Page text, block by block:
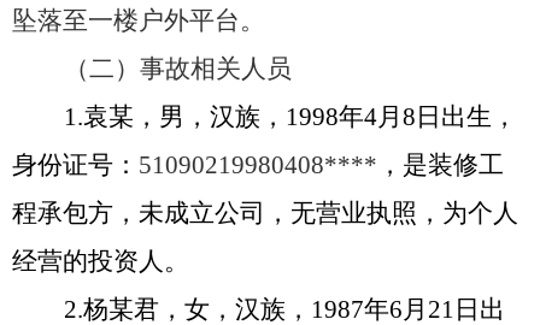
坠落至一楼户外平台。
（二）事故相关人员
1.袁某 ，男，汉族， 1998年4月 8日出生，
身份证号： 51090219980408**** ，是装修工
程承包方，未成立公司，无营业执照，为个人
经营的投资人。
2.杨某君，女，汉族， 1987年6月 21 日出